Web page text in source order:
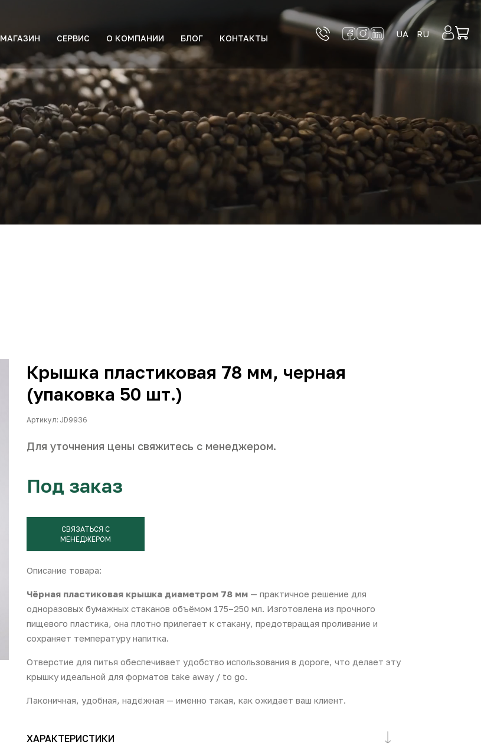
МАГАЗИН СЕРВИС О КОМПАНИИ БЛОГ КОНТАКТЫ UA RU
Крышка пластиковая 78 мм, черная
(упаковка 50 шт.)
Артикул: JD9936
Для уточнения цены свяжитесь с менеджером.
Под заказ
СВЯЗАТЬСЯ С
МЕНЕДЖЕРОМ
Описание товара:
Чёрная пластиковая крышка диаметром 78 мм — практичное решение для
одноразовых бумажных стаканов объёмом 175–250 мл. Изготовлена из прочного
пищевого пластика, она плотно прилегает к стакану, предотвращая проливание и
сохраняет температуру напитка.
Отверстие для питья обеспечивает удобство использования в дороге, что делает эту
крышку идеальной для форматов take away / to go.
Лаконичная, удобная, надёжная — именно такая, как ожидает ваш клиент.
ХАРАКТЕРИСТИКИ